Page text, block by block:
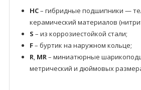
HC– гибридные подшипники —
керамический материалов
S – из коррозиестойкой стали;
F– буртик на наружном кольце;
R, MR– миниатюрные
метрический и дюймовых